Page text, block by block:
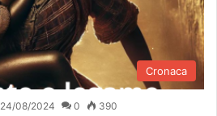
Cronaca
24/08/2024 0 390